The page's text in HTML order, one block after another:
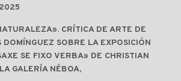
CRÍTICA DE ARTE DE
SOBRE LA EXPOSICIÓN
SE FIXO VERBA» DE CHRISTIAN
GALERÍA NÉBOA,